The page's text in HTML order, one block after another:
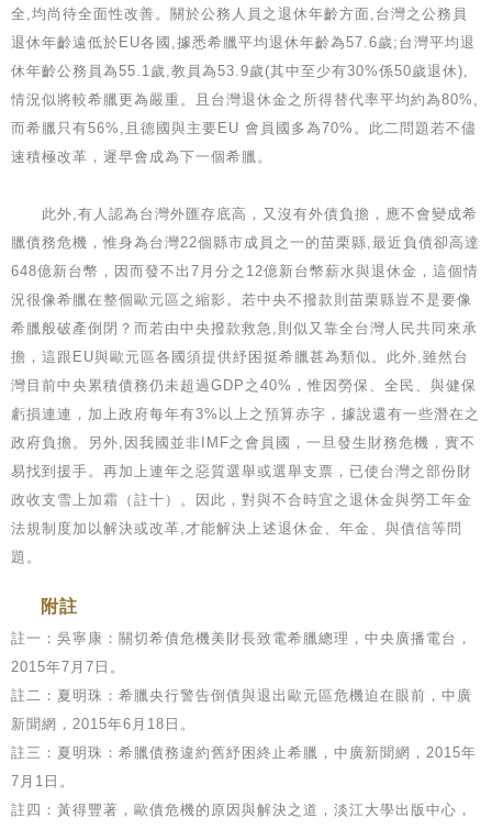
全,均尚待全面性改善。關於公務人員之退休年齡方面,台灣之公務員
退休年齡遠低於EU各國,據悉希臘平均退休年齡為57.6歲;台灣平均退
休年齡公務員為55.1歲,教員為53.9歲(其中至少有30%係50歲退休),
情況似將較希臘更為嚴重。且台灣退休金之所得替代率平均約為80%,
而希臘只有56%,且德國與主要EU 會員國多為70%。此二問題若不儘
速積極改革，遲早會成為下一個希臘。
此外,有人認為台灣外匯存底高，又沒有外債負擔，應不會變成希
臘債務危機，惟身為台灣22個縣市成員之一的苗栗縣,最近負債卻高達
648億新台幣，因而發不出7月分之12億新台幣薪水與退休金，這個情
況很像希臘在整個歐元區之縮影。若中央不撥款則苗栗縣豈不是要像
希臘般破產倒閉？而若由中央撥款救急,則似又靠全台灣人民共同來承
擔，這跟EU與歐元區各國須提供紓困挺希臘甚為類似。此外,雖然台
灣目前中央累積債務仍未超過GDP之40%，惟因勞保、全民、與健保
虧損連連，加上政府每年有3%以上之預算赤字，據說還有一些潛在之
政府負擔。另外,因我國並非IMF之會員國，一旦發生財務危機，實不
易找到援手。再加上連年之惡質選舉或選舉支票，已使台灣之部份財
政收支雪上加霜（註十）。因此，對與不合時宜之退休金與勞工年金
法規制度加以解決或改革,才能解決上述退休金、年金、與債信等問
題。
附註
註一：吳寧康：關切希債危機美財長致電希臘總理，中央廣播電台，
2015年7月7日。
註二：夏明珠：希臘央行警告倒債與退出歐元區危機迫在眼前，中廣
新聞網，2015年6月18日。
註三：夏明珠：希臘債務違約舊紓困終止希臘，中廣新聞網，2015年
7月1日。
註四：黃得豐著，歐債危機的原因與解決之道，淡江大學出版中心，